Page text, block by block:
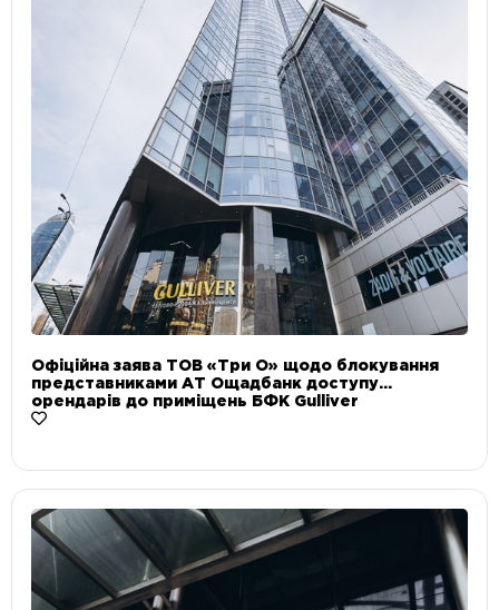
Офіційна заява ТОВ «Три О» щодо блокування
представниками АТ Ощадбанк доступу
орендарів до приміщень БФК Gulliver